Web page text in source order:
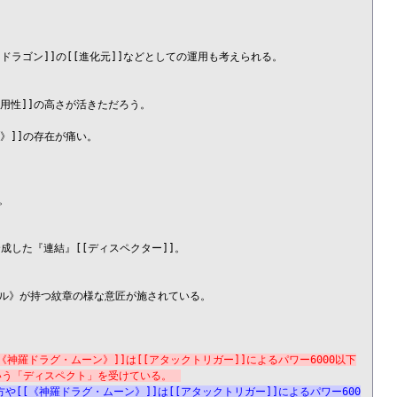
ゴン]]の[[進化元]]などとしての運用も考えられる。
]]の高さが活きただろう。
の存在が痛い。
た『連結』[[ディスペクター]]。
が持つ紋章の様な意匠が施されている。
ドラグ・ムーン》]]は[[アタックトリガー]]によるパワー6000以下
ディスペクト」を受けている。
[[《神羅ドラグ・ムーン》]]は[[アタックトリガー]]によるパワー600